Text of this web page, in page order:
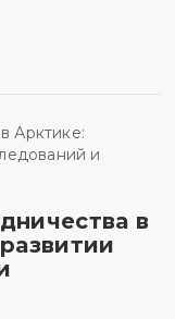
в